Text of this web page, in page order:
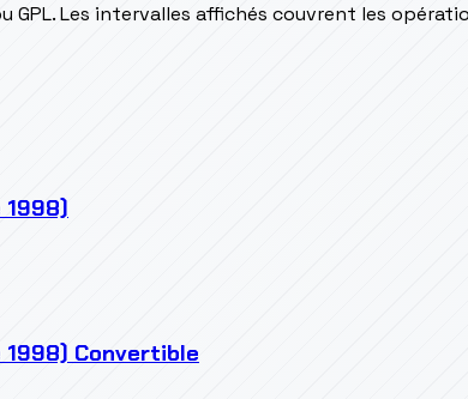
GPL. Les intervalles affichés couvrent les
1998)
1998) Convertible